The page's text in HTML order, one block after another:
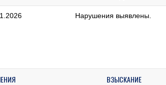
Нарушения выявлены.
ВЗЫСКАНИЕ